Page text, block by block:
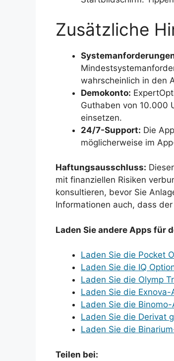
Zusätzliche
wahrscheinlich in den
Demokonto:
Guthaben von 10.000
einsetzen.
24/7-Support: Die
möglicherweise im
Haftungsausschluss:
mit finanziellen Risiken
konsultieren, bevor Sie
Informationen auch, dass
Laden Sie andere Apps für
Laden Sie die Pocket
Laden Sie die IQ
Laden Sie die Olymp
Laden Sie die
Laden Sie die
Laden Sie die Derivat
Laden Sie die
Teilen bei: